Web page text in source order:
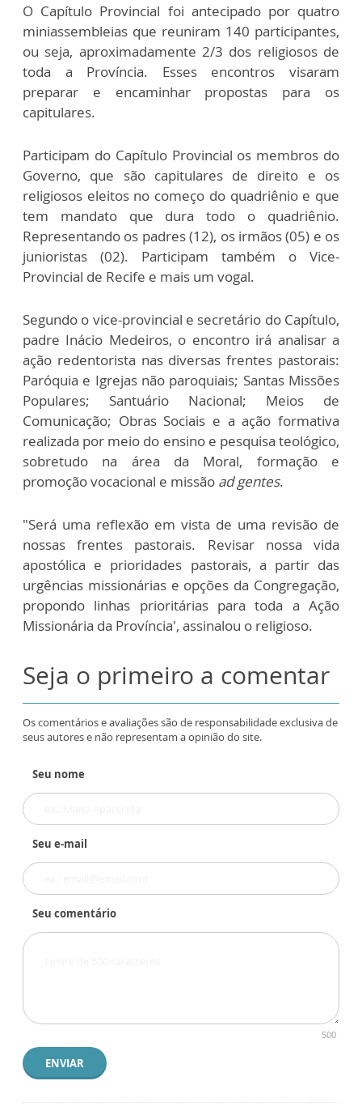
O Capítulo Provincial foi antecipado por quatro
miniassembleias que reuniram 140 participantes,
ou seja, aproximadamente 2/3 dos religiosos de
toda a Província. Esses encontros visaram
preparar e encaminhar propostas para os
capitulares.
Participam do Capítulo Provincial os membros do
Governo, que são capitulares de direito e os
religiosos eleitos no começo do quadriênio e que
tem mandato que dura todo o quadriênio.
Representando os padres (12), os irmãos (05) e os
junioristas (02). Participam também o Vice-
Provincial de Recife e mais um vogal.
Segundo o vice-provincial e secretário do Capítulo,
padre Inácio Medeiros, o encontro irá analisar a
ação redentorista nas diversas frentes pastorais:
Paróquia e Igrejas não paroquiais; Santas Missões
Populares; Santuário Nacional; Meios de
Comunicação; Obras Sociais e a ação formativa
realizada por meio do ensino e pesquisa teológico,
sobretudo na área da Moral, formação e
promoção vocacional e missão ad gentes.
"Será uma reflexão em vista de uma revisão de
nossas frentes pastorais. Revisar nossa vida
apostólica e prioridades pastorais, a partir das
urgências missionárias e opções da Congregação,
propondo linhas prioritárias para toda a Ação
Missionária da Província', assinalou o religioso.
Seja o primeiro a comentar
Os comentários e avaliações são de responsabilidade exclusiva de
seus autores e não representam a opinião do site.
Seu nome
Seu e-mail
Seu comentário
500
ENVIAR